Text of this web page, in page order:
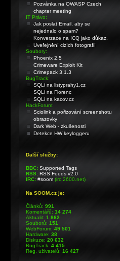
Pozvánka na OWASP Czech
chapter meeting
IT Právo:
Jak poslat Email, aby se
nejednalo o spam?
Konverzace na ICQ jako důkaz.
Uveřejnění cizích fotografií
Soubory:
Phoenix 2.5
Crimeware Exploit Kit
Crimepack 3.1.3
BugTrack:
SQLi na listyprahy1.cz
SQLi na Florenc
SQLi na kacov.cz
HackForum:
Sciolink a pořizování screenshotu
obrazovky
Dark Web - zkušenosti
Detekce HW keyloggeru
Další služby:
BBC: Supported Tags
RSS: RSS Feeds v2.0
IRC: #soom(irc.2600.net)
Na SOOM.cz je:
Článků:991
Komentářů:14 274
Aktualit:1 862
Souborů:151
WebForum:49 501
Hardware:38
Diskuze:20 632
BugTrack:4 415
Reg. uživatelů:16 427